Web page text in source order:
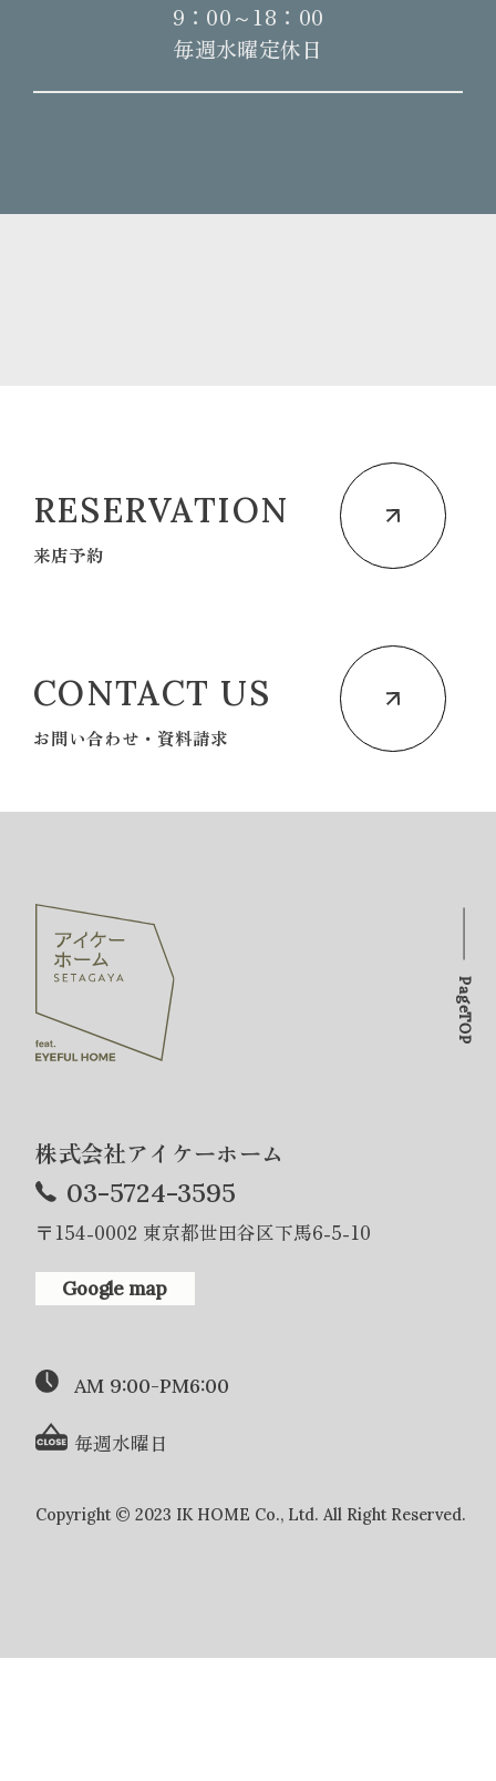
9：00～18：00
毎週水曜定休日
RESERVATION
来店予約
CONTACT US
お問い合わせ・資料請求
株式会社アイケーホーム
03-5724-3595
〒154-0002 東京都世田谷区下馬6-5-10
Google map
AM 9:00-PM6:00
毎週水曜日
Copyright © 2023 IK HOME Co., Ltd. All Right Reserved.
PageTOP